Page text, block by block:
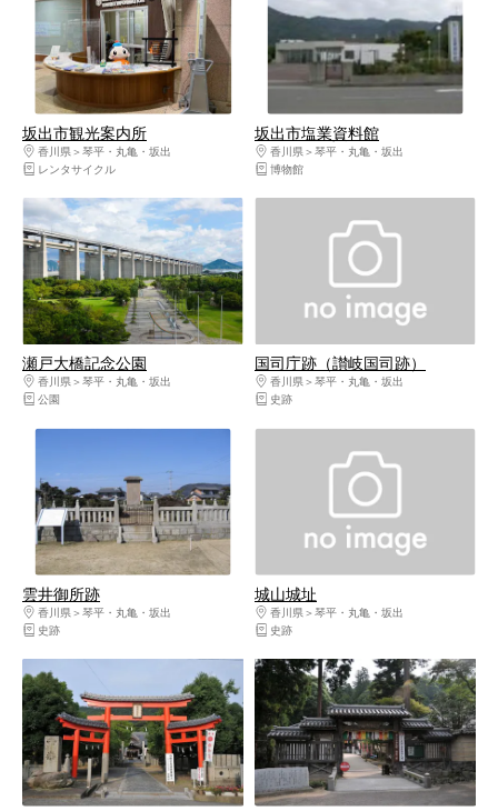
坂出市観光案内所
香川県
琴平・丸亀・坂出
レンタサイクル
坂出市塩業資料館
香川県
琴平・丸亀・坂出
博物館
瀬戸大橋記念公園
香川県
琴平・丸亀・坂出
公園
国司庁跡（讃岐国司跡）
香川県
琴平・丸亀・坂出
史跡
雲井御所跡
香川県
琴平・丸亀・坂出
史跡
城山城址
香川県
琴平・丸亀・坂出
史跡